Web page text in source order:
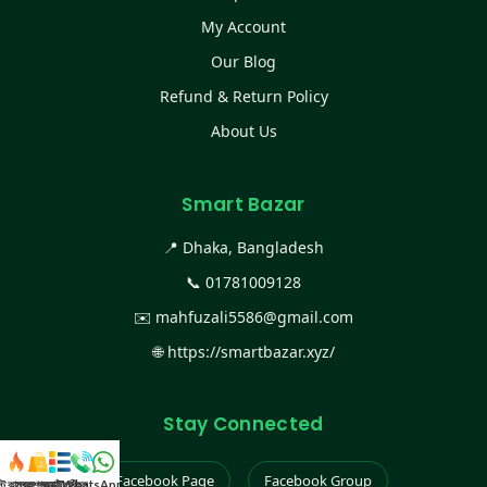
My Account
Our Blog
Refund & Return Policy
About Us
Smart Bazar
📍 Dhaka, Bangladesh
📞 01781009128
✉️ mahfuzali5586@gmail.com
🌐 https://smartbazar.xyz/
Stay Connected
Facebook Page Facebook Group